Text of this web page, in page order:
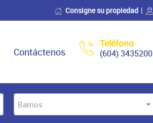
Consigne su propiedad
Teléfono
(604) 3435200
Contáctenos
Barrios